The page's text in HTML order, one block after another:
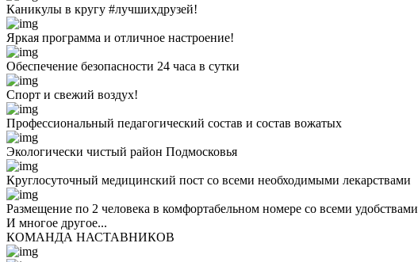
Каникулы в кругу #лучшихдрузей!
Яркая программа и отличное настроение!
Обеспечение безопасности 24 часа в сутки
Спорт и свежий воздух!
Профессиональный педагогический состав и состав вожатых
Экологически чистый район Подмосковья
Круглосуточный медицинский пост со всеми необходимыми лекарствами
Размещение по 2 человека в комфортабельном номере со всеми удобствами
И многое другое...
КОМАНДА НАСТАВНИКОВ